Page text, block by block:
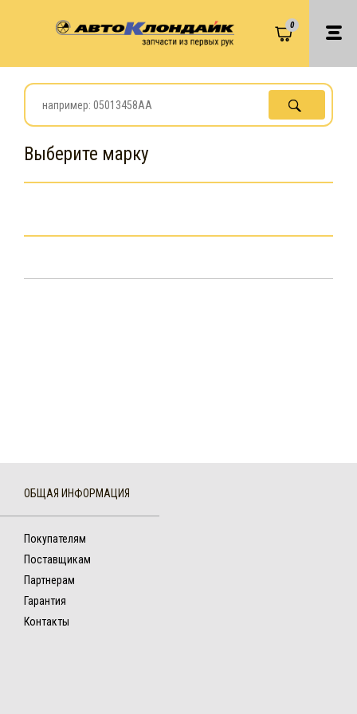
0
Выберите марку
ОБЩАЯ ИНФОРМАЦИЯ
Покупателям
Поставщикам
Партнерам
Гарантия
Контакты